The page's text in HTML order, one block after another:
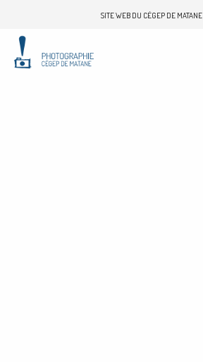
SITE WEB DU CÉGEP DE MATANE